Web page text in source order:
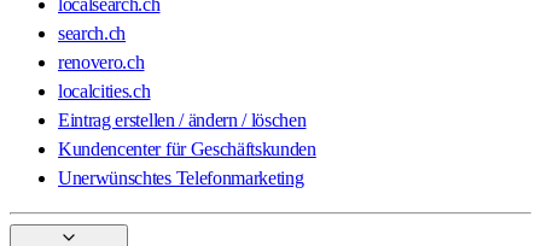
localsearch.ch
search.ch
renovero.ch
localcities.ch
Eintrag erstellen / ändern / löschen
Kundencenter für Geschäftskunden
Unerwünschtes Telefonmarketing